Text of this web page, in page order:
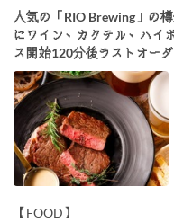
人気の「RIO Brewing」の
にワイン、カクテル、ハイ
ス開始120分後ラストオーダ
【FOOD】